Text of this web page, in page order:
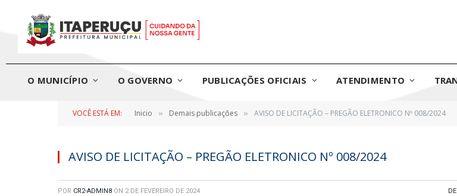
O MUNICÍPIO O GOVERNO PUBLICAÇÕES OFICIAIS ATENDIMENTO
VOCÊ ESTÁ EM: Inicio » Demais publicações » AVISO DE LICITAÇÃO – PREGÃO ELETRONICO Nº 008/2024
AVISO DE LICITAÇÃO – PREGÃO ELETRONICO Nº 008/2024
POR CR2-ADMIN8 ON 2 DE FEVEREIRO DE 2024